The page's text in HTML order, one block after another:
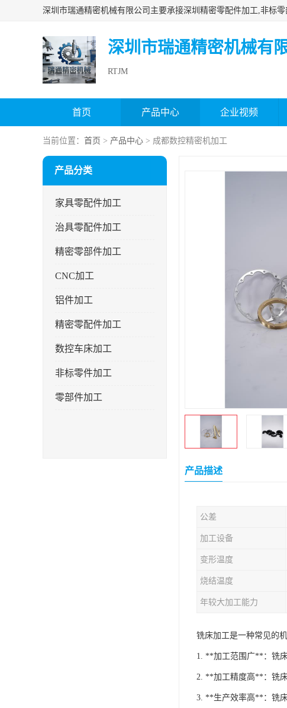
深圳市瑞通精密机械有
RTJM
首页 产品中心 企业视频
当前位置： 首页 > 产品中心 > 成都数控精密机加工
产品分类
家具零配件加工
治具零配件加工
精密零部件加工
CNC加工
铝件加工
精密零配件加工
数控车床加工
非标零件加工
零部件加工
产品描述
公差
加工设备
变形温度
烧结温度
年较大加工能力
铣床加工是一种常见的
1. **加工范围广**：铣
2. **加工精度高**：铣
3. **生产效率高**：铣